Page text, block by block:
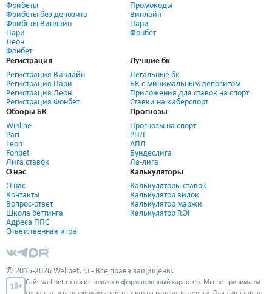
Фрибеты
Фрибеты без депозита
Фрибеты Винлайн
Пари
Леон
Фонбет
Промокоды
Винлайн
Пари
Фонбет
Регистрация
Регистрация Винлайн
Регистрация Пари
Регистрация Леон
Регистрация Фонбет
Лучшие бк
Легальные бк
БК с минимальным депозитом
Приложения для ставок на спорт
Ставки на киберспорт
Обзоры БК
Winline
Pari
Leon
Fonbet
Лига ставок
Прогнозы
Прогнозы на спорт
РПЛ
АПЛ
Бундеслига
Ла-лига
О нас
О нас
Контакты
Вопрос-ответ
Школа беттинга
Адреса ППС
Ответственная игра
Калькуляторы
Калькуляторы ставок
Калькулятор вилок
Калькулятор маржи
Калькулятор ROI
© 2015-2026 Wellbet.ru - Все права защищены.
18+ Сайт wellbet.ru носит только информационный характер. Мы не принимаем